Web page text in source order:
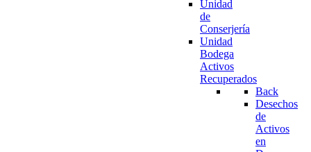
Unidad
de
Conserjería
Unidad
Bodega
Activos
Recuperados
Back
Desechos
de
Activos
en